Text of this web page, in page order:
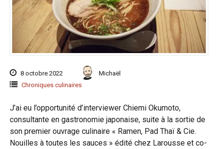
8 octobre 2022
Michaël
Chroniques culinaires
J’ai eu l’opportunité d’interviewer Chiemi Okumoto,
consultante en gastronomie japonaise, suite à la sortie de
son premier ouvrage culinaire « Ramen, Pad Thaï & Cie.
Nouilles à toutes les sauces » édité chez Larousse et co-